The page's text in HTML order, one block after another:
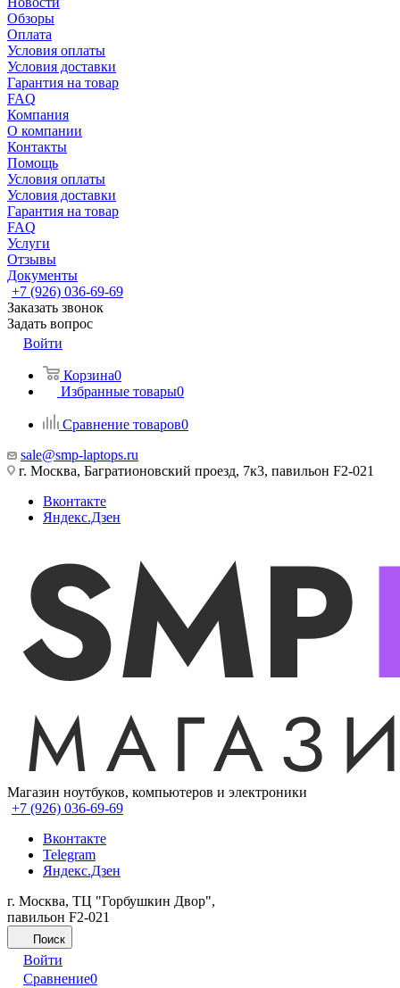
Обзоры
Оплата
Условия оплаты
Условия доставки
Гарантия на товар
FAQ
Компания
О компании
Контакты
Помощь
Условия оплаты
Условия доставки
Гарантия на товар
FAQ
Услуги
Отзывы
Документы
+7 (926) 036-69-69
Заказать звонок
Задать вопрос
Войти
Корзина0
Избранные товары0
Сравнение товаров0
sale@smp-laptops.ru
г. Москва, Багратионовский проезд, 7к3, павильон F2-021
Вконтакте
Яндекс.Дзен
Магазин ноутбуков, компьютеров и электроники
+7 (926) 036-69-69
Вконтакте
Telegram
Яндекс.Дзен
г. Москва, ТЦ "Горбушкин Двор",
павильон F2-021
Поиск
Войти
Сравнение0